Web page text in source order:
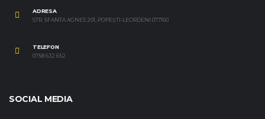
ADRESA
STR. SFANTA AGNES 201, POPEȘTI-LEORDENI 077160
TELEFON
0758 632 652
SOCIAL MEDIA